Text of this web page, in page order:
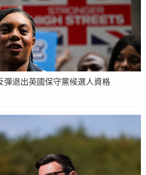
彈退出英國保守黨候選人資格